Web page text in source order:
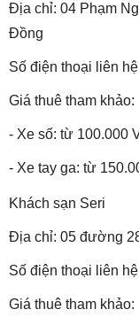
Địa chỉ: 04 Phạm
Đồng
Số điện thoại liên
Giá thuê tham khảo:
- Xe số: từ 100.000
- Xe tay ga: từ
Khách sạn Seri
Địa chỉ: 05 đường
Số điện thoại liên
Giá thuê tham khảo: